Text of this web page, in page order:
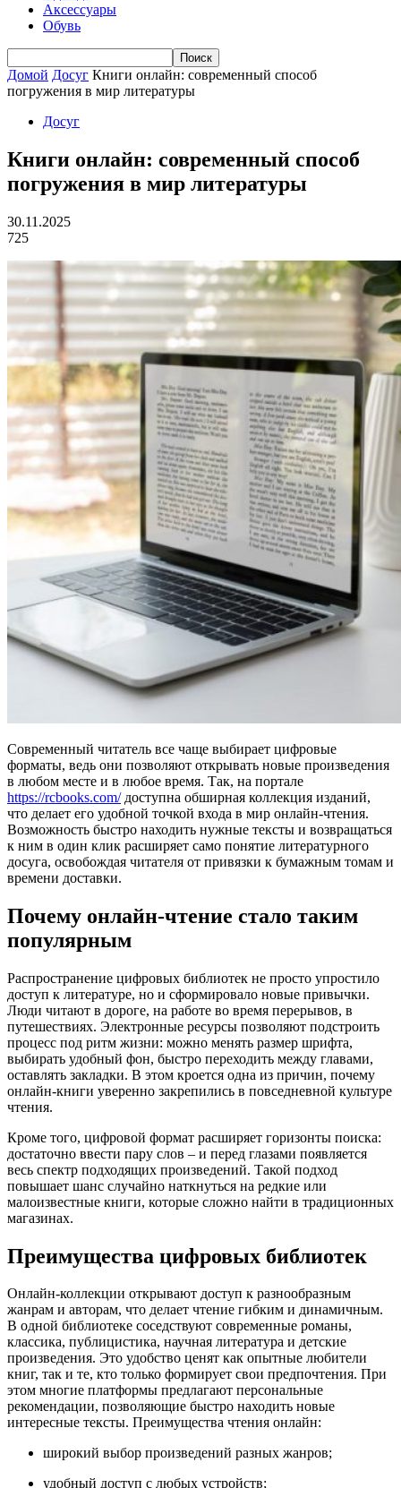
Аксессуары
Обувь
Домой Досуг Книги онлайн: современный способ
погружения в мир литературы
Досуг
Книги онлайн: современный способ
погружения в мир литературы
30.11.2025
725
Современный читатель все чаще выбирает цифровые
форматы, ведь они позволяют открывать новые произведения
в любом месте и в любое время. Так, на портале
https://rcbooks.com/доступна обширная коллекция изданий,
что делает его удобной точкой входа в мир онлайн-чтения.
Возможность быстро находить нужные тексты и возвращаться
к ним в один клик расширяет само понятие литературного
досуга, освобождая читателя от привязки к бумажным томам и
времени доставки.
Почему онлайн-чтение стало таким
популярным
Распространение цифровых библиотек не просто упростило
доступ к литературе, но и сформировало новые привычки.
Люди читают в дороге, на работе во время перерывов, в
путешествиях. Электронные ресурсы позволяют подстроить
процесс под ритм жизни: можно менять размер шрифта,
выбирать удобный фон, быстро переходить между главами,
оставлять закладки. В этом кроется одна из причин, почему
онлайн-книги уверенно закрепились в повседневной культуре
чтения.
Кроме того, цифровой формат расширяет горизонты поиска:
достаточно ввести пару слов – и перед глазами появляется
весь спектр подходящих произведений. Такой подход
повышает шанс случайно наткнуться на редкие или
малоизвестные книги, которые сложно найти в традиционных
магазинах.
Преимущества цифровых библиотек
Онлайн-коллекции открывают доступ к разнообразным
жанрам и авторам, что делает чтение гибким и динамичным.
В одной библиотеке соседствуют современные романы,
классика, публицистика, научная литература и детские
произведения. Это удобство ценят как опытные любители
книг, так и те, кто только формирует свои предпочтения. При
этом многие платформы предлагают персональные
рекомендации, позволяющие быстро находить новые
интересные тексты. Преимущества чтения онлайн:
широкий выбор произведений разных жанров;
удобный доступ с любых устройств;